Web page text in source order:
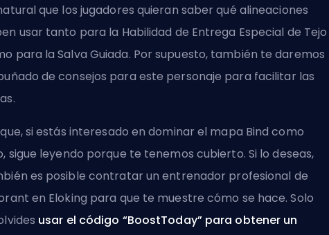
que los jugadores quieran saber qué alineaciones
usar tanto para la Habilidad de Entrega Especial de Tejo
para la Salva Guiada. Por supuesto, también te daremos
de consejos para este personaje para facilitar las
si estás interesado en dominar el mapa Bind como
sigue leyendo porque te tenemos cubierto. Si lo deseas,
es posible contratar un entrenador profesional de
en Eloking para que te muestre cómo se hace. Solo
usar el código “BoostToday” para obtener un